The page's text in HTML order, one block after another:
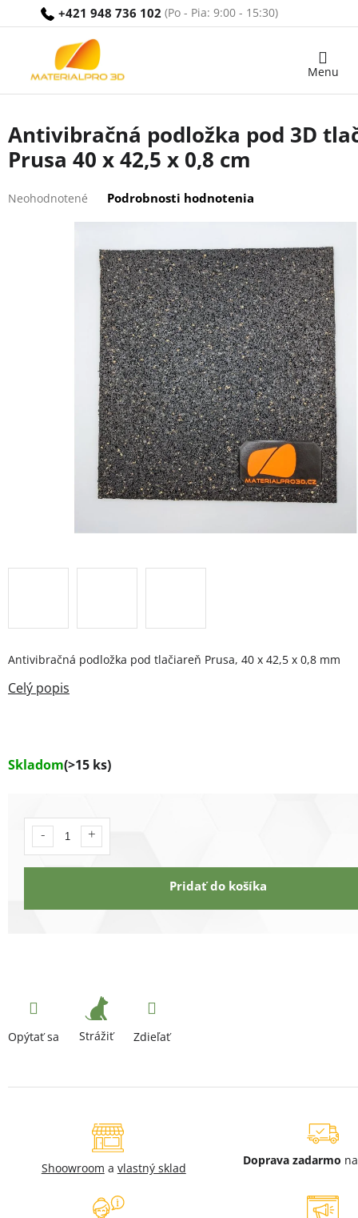
+421 948 736 102
Nákupný
Antivibračná podložka pod 3D
Prusa 40 x 42,5 x 0,8 cm
hodnotenie
Neohodnotené Podrobnosti hodnotenia
Skladom(>15 ks)
Pridať do košíka
Antivibračná podložka pod tlačiareň Prusa, 40 x 42,5 x 0,8 mm
Opýtať sa Strážiť Zdieľať
Shoowroom a vlastný sklad
Doprava zadarmo